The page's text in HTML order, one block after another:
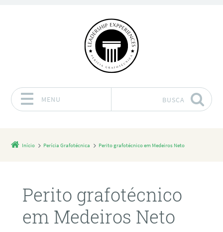
MENU BUSCA
Início Perícia Grafotécnica Perito grafotécnico em Medeiros Neto
Perito grafotécnico
em Medeiros Neto